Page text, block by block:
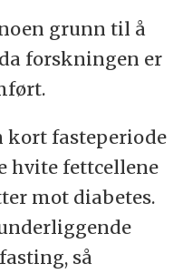
grunn til å
forskningen er
kort fasteperiode
hvite fettcellene
mot diabetes.
så